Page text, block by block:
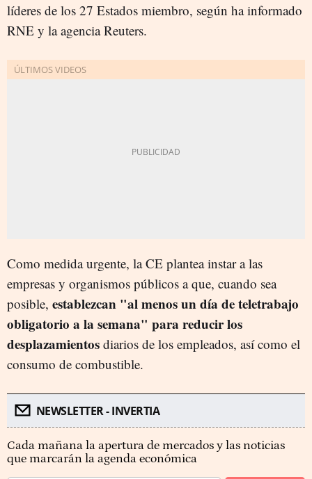
líderes de los 27 Estados miembro, según ha informado
RNE y la agencia Reuters.
Como medida urgente, la CE plantea instar a las
empresas y organismos públicos a que, cuando sea
posible, establezcan "al menos un día de teletrabajo
obligatorio a la semana" para reducir los
desplazamientos diarios de los empleados, así como el
consumo de combustible.
NEWSLETTER - INVERTIA
Cada mañana la apertura de mercados y las noticias
que marcarán la agenda económica